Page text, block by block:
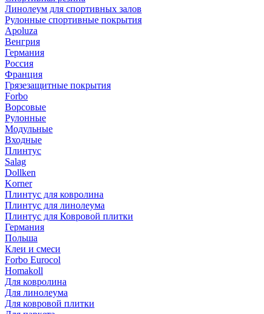
Линолеум для спортивных залов
Рулонные спортивные покрытия
Apoluza
Венгрия
Германия
Россия
Франция
Грязезащитные покрытия
Forbo
Ворсовые
Рулонные
Модульные
Входные
Плинтус
Salag
Dollken
Korner
Плинтус для ковролина
Плинтус для линолеума
Плинтус для Ковровой плитки
Германия
Польша
Клеи и смеси
Forbo Eurocol
Homakoll
Для ковролина
Для линолеума
Для ковровой плитки